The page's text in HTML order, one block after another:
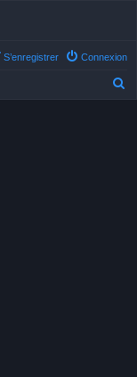
Connexion
S’enregistrer